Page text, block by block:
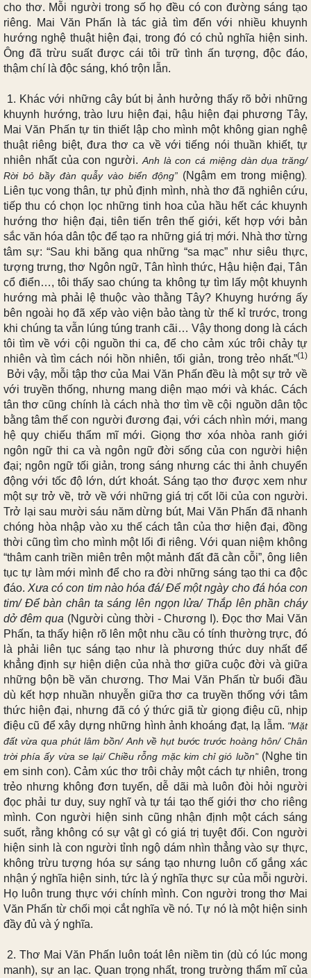
cho thơ. Mỗi người trong số họ đều có con đường sáng tạo
riêng. Mai Văn Phấn là tác giả tìm đến với nhiều khuynh
hướng nghệ thuật hiện đại, trong đó có chủ nghĩa hiện sinh.
Ông đã trừu suất được cái tôi trữ tình ấn tượng, độc đáo,
thậm chí là độc sáng, khó trộn lẫn.
1. Khác với những cây bút bị ảnh hưởng thấy rõ bởi những
khuynh hướng, trào lưu hiện đại, hậu hiện đại phương Tây,
Mai Văn Phấn tự tin thiết lập cho mình một không gian nghệ
thuật riêng biệt, đưa thơ ca về với tiếng nói thuần khiết, tự
nhiên nhất của con người. Anh là con cá miệng dàn dụa trăng/
Rời bỏ bầy đàn quẫy vào biển động” (Ngậm em trong miệng)
Liên tục vong thân, tự phủ định mình, nhà thơ đã nghiên cứu,
tiếp thu có chọn lọc những tinh hoa của hầu hết các khuynh
hướng thơ hiện đại, tiên tiến trên thế giới, kết hợp với bản
sắc văn hóa dân tộc để tạo ra những giá trị mới. Nhà thơ từng
tâm sự: “Sau khi băng qua những “sa mạc” như siêu thực,
tượng trưng, thơ Ngôn ngữ, Tân hình thức, Hậu hiện đại, Tân
cổ điển…, tôi thấy sao chúng ta không tự tìm lấy một khuynh
hướng mà phải lệ thuộc vào thằng Tây? Khuyng hướng ấy
bên ngoài họ đã xếp vào viện bảo tàng từ thế kỉ trước, trong
khi chúng ta vẫn lúng túng tranh cãi… Vậy thong dong là cách
tôi tìm về với cội nguồn thi ca, để cho cảm xúc trôi chảy tự
nhiên và tìm cách nói hồn nhiên, tối giản, trong trẻo nhất.”(1)
Bởi vậy, mỗi tập thơ của Mai Văn Phấn đều là một sự trở về
với truyền thống, nhưng mang diện mạo mới và khác. Cách
tân thơ cũng chính là cách nhà thơ tìm về cội nguồn dân tộc
bằng tâm thế con người đương đại, với cách nhìn mới, mang
hệ quy chiếu thẩm mĩ mới. Giọng thơ xóa nhòa ranh giới
ngôn ngữ thi ca và ngôn ngữ đời sống của con người hiện
đại; ngôn ngữ tối giản, trong sáng nhưng các thi ảnh chuyển
động với tốc độ lớn, dứt khoát. Sáng tạo thơ được xem như
một sự trở về, trở về với những giá trị cốt lõi của con người.
Trở lại sau mười sáu năm dừng bút, Mai Văn Phấn đã nhanh
chóng hòa nhập vào xu thế cách tân của thơ hiện đại, đồng
thời cũng tìm cho mình một lối đi riêng. Với quan niệm không
“thâm canh triền miên trên một mảnh đất đã cằn cỗi”, ông liên
tục tự làm mới mình để cho ra đời những sáng tạo thi ca độc
đáo.Xưa có con tim nào hóa đá/ Để một ngày cho đá hóa con
tim/ Để bàn chân ta sáng lên ngọn lửa/ Thắp lên phần cháy
dở đêm qua (Người cùng thời - Chương I).Đọc thơ Mai Văn
Phấn, ta thấy hiện rõ lên một nhu cầu có tính thường trực, đó
là phải liên tục sáng tạo như là phương thức duy nhất để
khẳng định sự hiện diện của nhà thơ giữa cuộc đời và giữa
những bộn bề văn chương. Thơ Mai Văn Phấn từ buổi đầu
dù kết hợp nhuần nhuyễn giữa thơ ca truyền thống với tâm
thức hiện đại, nhưng đã có ý thức giã từ giọng điệu cũ, nhịp
điệu cũ để xây dựng những hình ảnh khoáng đạt, lạ lẫm. "Mặt
đất vừa qua phút lâm bồn/ Anh về hụt bước trước hoàng hôn/ Chân
trời phía ấy vừa se lại/ Chiều rỗng mặc kim chỉ gió luồn"(Nghe tin
em sinh con). Cảm xúc thơ trôi chảy một cách tự nhiên, trong
trẻo nhưng không đơn tuyến, dễ dãi mà luôn đòi hỏi người
đọc phải tư duy, suy nghĩ và tự tái tạo thế giới thơ cho riêng
mình. Con người hiện sinh cũng nhận định một cách sáng
suốt, rằng không có sự vật gì có giá trị tuyệt đối. Con người
hiện sinh là con người tỉnh ngộ dám nhìn thẳng vào sự thực,
không trừu tượng hóa sự sáng tạo nhưng luôn cố gắng xác
nhận ý nghĩa hiện sinh, tức là ý nghĩa thực sự của mỗi người.
Họ luôn trung thực với chính mình. Con người trong thơ Mai
Văn Phấn từ chối mọi cắt nghĩa về nó. Tự nó là một hiện sinh
đầy đủ và ý nghĩa.
2. Thơ Mai Văn Phấn luôn toát lên niềm tin (dù có lúc mong
manh), sự an lạc. Quan trọng nhất, trong trường thẩm mĩ của